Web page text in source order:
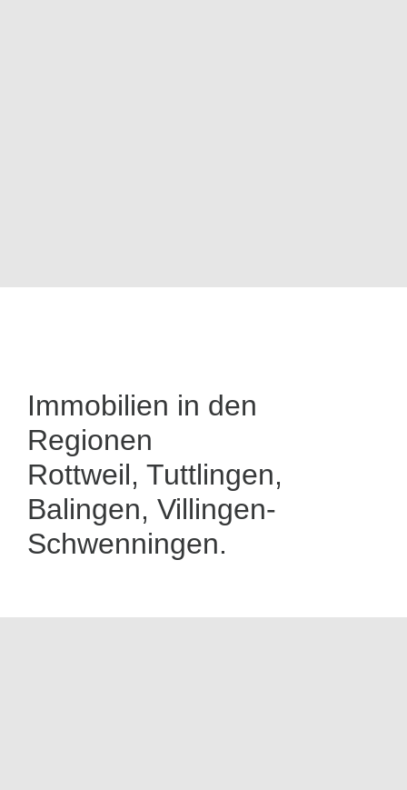
Immobilien in den
Regionen
Rottweil, Tuttlingen,
Balingen, Villingen-
Schwenningen.